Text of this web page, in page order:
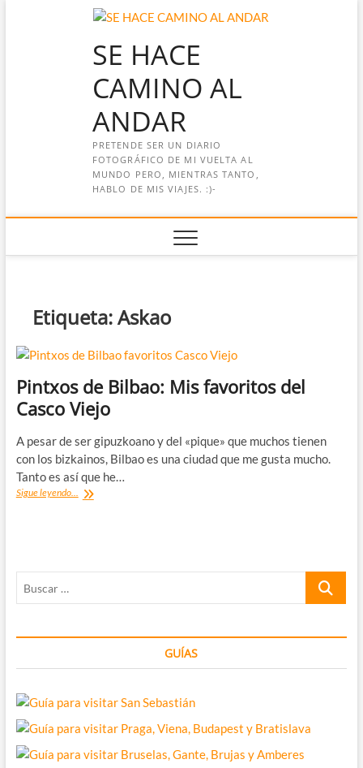
SE HACE
CAMINO AL
ANDAR
PRETENDE SER UN DIARIO
FOTOGRÁFICO DE MI VUELTA AL
MUNDO PERO, MIENTRAS TANTO,
HABLO DE MIS VIAJES. :)-
Etiqueta:Askao
Pintxos de Bilbao: Mis favoritos del
Casco Viejo
A pesar de ser gipuzkoano y del «pique» que muchos tienen
con los bizkainos, Bilbao es una ciudad que me gusta mucho.
Tanto es así que he…
Sigue leyendo... Pintxos
Buscar
GUÍAS